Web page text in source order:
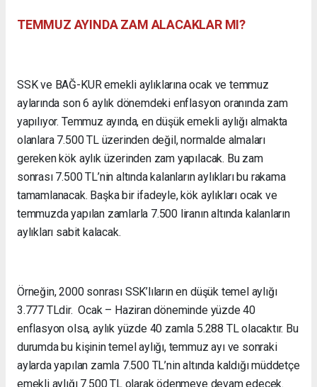
TEMMUZ AYINDA ZAM ALACAKLAR MI?
SSK ve BAĞ-KUR emekli aylıklarına ocak ve temmuz
aylarında son 6 aylık dönemdeki enflasyon oranında zam
yapılıyor. Temmuz ayında, en düşük emekli aylığı almakta
olanlara 7.500 TL üzerinden değil, normalde almaları
gereken kök aylık üzerinden zam yapılacak. Bu zam
sonrası 7.500 TL’nin altında kalanların aylıkları bu rakama
tamamlanacak. Başka bir ifadeyle, kök aylıkları ocak ve
temmuzda yapılan zamlarla 7.500 liranın altında kalanların
aylıkları sabit kalacak.
Örneğin, 2000 sonrası SSK’lıların en düşük temel aylığı
3.777 TLdir. Ocak – Haziran döneminde yüzde 40
enflasyon olsa, aylık yüzde 40 zamla 5.288 TL olacaktır. Bu
durumda bu kişinin temel aylığı, temmuz ayı ve sonraki
aylarda yapılan zamla 7.500 TL’nin altında kaldığı müddetçe
emekli aylığı 7.500 TL olarak ödenmeye devam edecek.